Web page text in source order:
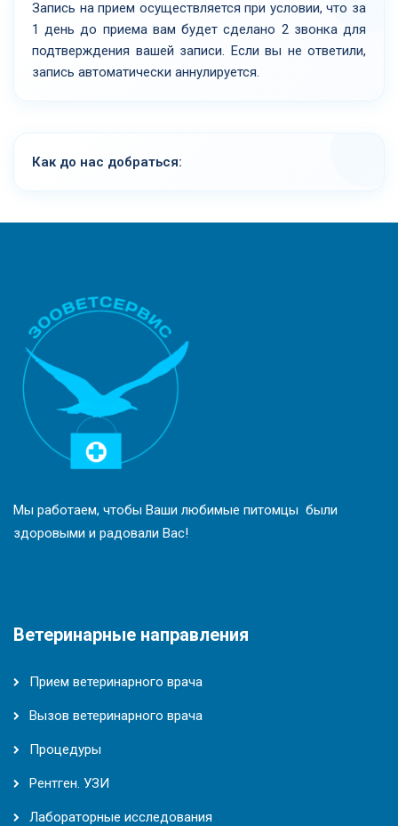
Запись на прием осуществляется при условии, что за
1 день до приема вам будет сделано 2 звонка для
подтверждения вашей записи. Если вы не ответили,
запись автоматически аннулируется.
Как до нас добраться:
Мы работаем, чтобы Ваши любимые питомцы были
здоровыми и радовали Вас!
Ветеринарные направления
Прием ветеринарного врача
Вызов ветеринарного врача
Процедуры
Рентген. УЗИ
Лабораторные исследования